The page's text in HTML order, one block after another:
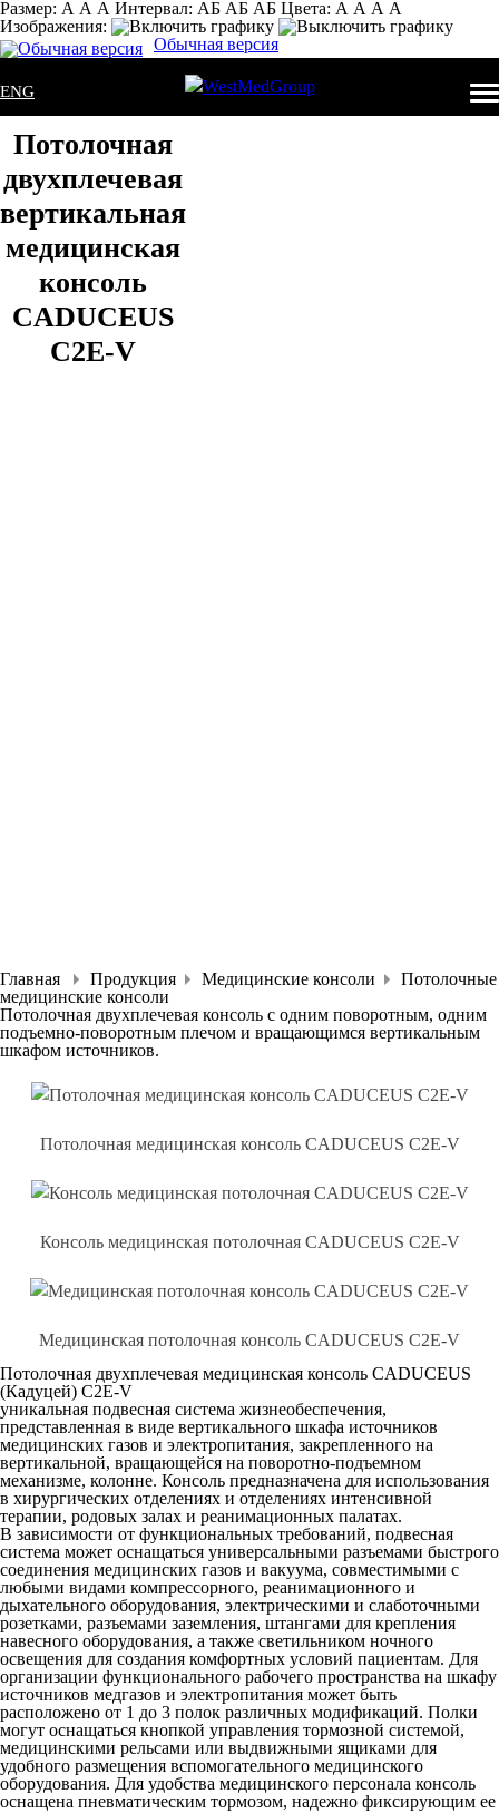
Размер: А А А Интервал: AБ АБ AБ Цвета: А А А А
Изображения:
Обычная версия
ENG
Потолочная
двухплечевая
вертикальная
медицинская
консоль
CADUCEUS
C2E-V
Главная Продукция Медицинские консоли
Потолочные
медицинские консоли
Потолочная двухплечевая консоль с одним поворотным, одним
подъемно-поворотным плечом и вращающимся вертикальным
шкафом источников.
Потолочная медицинская консоль CADUCEUS C2E-V
Консоль медицинская потолочная CADUCEUS C2E-V
Медицинская потолочная консоль CADUCEUS C2E-V
Потолочная двухплечевая медицинская консоль CADUCEUS
(Кадуцей) C2E-V
уникальная подвесная система жизнеобеспечения,
представленная в виде вертикального шкафа источников
медицинских газов и электропитания, закрепленного на
вертикальной, вращающейся на поворотно-подъемном
механизме, колонне. Консоль предназначена для использования
в хирургических отделениях и отделениях интенсивной
терапии, родовых залах и реанимационных палатах.
В зависимости от функциональных требований, подвесная
система может оснащаться универсальными разъемами быстрого
соединения медицинских газов и вакуума, совместимыми с
любыми видами компрессорного, реанимационного и
дыхательного оборудования, электрическими и слаботочными
розетками, разъемами заземления, штангами для крепления
навесного оборудования, а также светильником ночного
освещения для создания комфортных условий пациентам. Для
организации функционального рабочего пространства на шкафу
источников медгазов и электропитания может быть
расположено от 1 до 3 полок различных модификаций. Полки
могут оснащаться кнопкой управления тормозной системой,
медицинскими рельсами или выдвижными ящиками для
удобного размещения вспомогательного медицинского
оборудования. Для удобства медицинского персонала консоль
оснащена пневматическим тормозом, надежно фиксирующим ее